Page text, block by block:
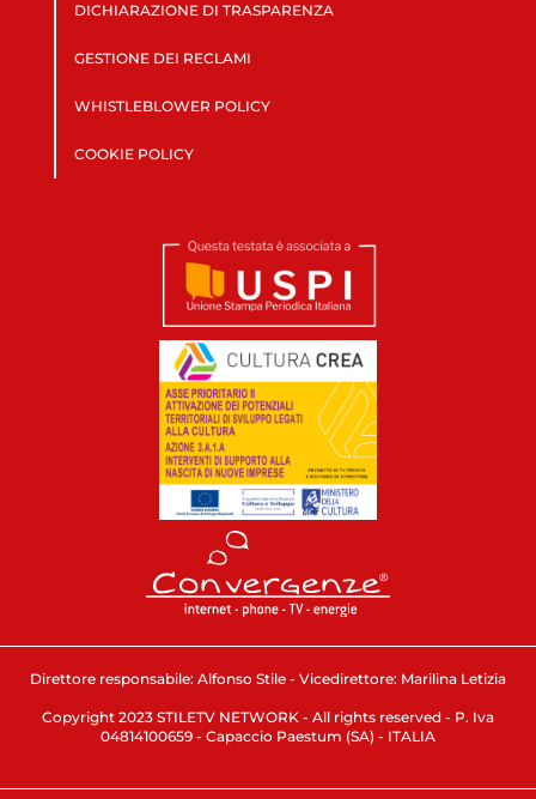
DICHIARAZIONE DI TRASPARENZA
GESTIONE DEI RECLAMI
WHISTLEBLOWER POLICY
COOKIE POLICY
Direttore responsabile: Alfonso Stile - Vicedirettore: Marilina Letizia
Copyright 2023 STILETV NETWORK - All rights reserved - P. Iva
04814100659 - Capaccio Paestum (SA) - ITALIA